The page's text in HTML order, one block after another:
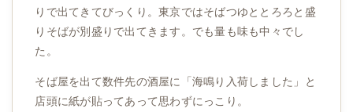
りで出てきてびっくり。東京ではそばつゆととろろと盛
りそばが別盛りで出てきます。でも量も味も中々でし
た。
そば屋を出て数件先の酒屋に「海鳴り入荷しました」と
店頭に紙が貼ってあって思わずにっこり。